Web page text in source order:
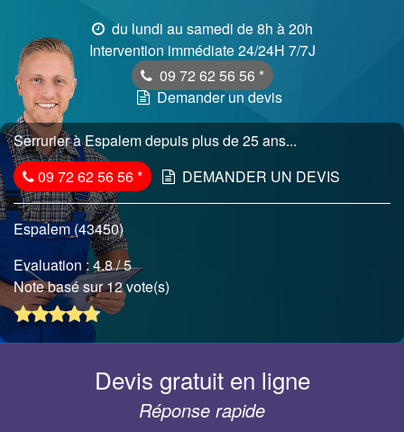
du lundi au samedi de 8h à 20h
Intervention immédiate 24/24H 7/7J
09 72 62 56 56 *
Demander un devis
Serrurier à Espalem depuis plus de 25 ans...
09 72 62 56 56* DEMANDER UN DEVIS
Espalem (43450)
Evaluation :4.8/ 5
Note basé sur 12 vote(s)
Devis gratuit en ligne
Réponse rapide